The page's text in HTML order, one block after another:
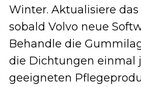
Winter. Aktualisiere
sobald Volvo neue
Behandle die
die Dichtungen einmal
geeigneten